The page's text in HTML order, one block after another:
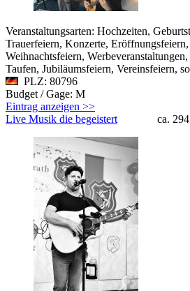
Veranstaltungsarten: Hochzeiten,
Trauerfeiern, Konzerte,
Weihnachtsfeiern,
Taufen, Jubiläumsfeiern, Vereinsfeiern,
PLZ: 80796
Budget / Gage: M
Eintrag anzeigen >>
ca.
Live Musik die begeistert